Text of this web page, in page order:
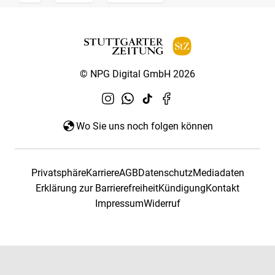
© NPG Digital GmbH 2026
Wo Sie uns noch folgen können
PrivatsphäreKarriereAGBDatenschutzMediadaten
Erklärung zur BarrierefreiheitKündigungKontakt
ImpressumWiderruf